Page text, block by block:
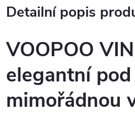
Detailní popis
VOOPOO
elegantní
mimořádnou